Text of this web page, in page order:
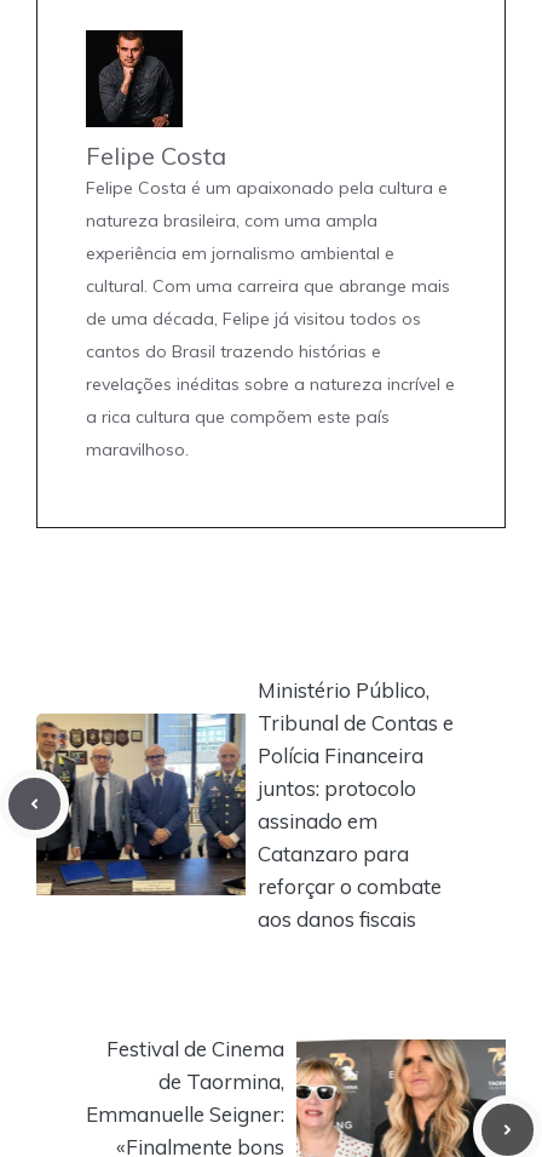
Felipe Costa
Felipe Costa é um apaixonado pela cultura e
natureza brasileira, com uma ampla
experiência em jornalismo ambiental e
cultural. Com uma carreira que abrange mais
de uma década, Felipe já visitou todos os
cantos do Brasil trazendo histórias e
revelações inéditas sobre a natureza incrível e
a rica cultura que compõem este país
maravilhoso.
Ministério Público,
Tribunal de Contas e
Polícia Financeira
juntos: protocolo
assinado em
Catanzaro para
reforçar o combate
aos danos fiscais
Festival de Cinema
de Taormina,
Emmanuelle Seigner:
«Finalmente bons